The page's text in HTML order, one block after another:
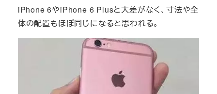
iPhone 6やiPhone 6 Plusと大差がなく、寸法や全
体の配置もほぼ同じになると思われる。